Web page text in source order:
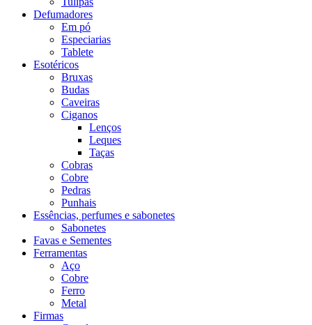
Defumadores
Em pó
Especiarias
Tablete
Esotéricos
Bruxas
Budas
Caveiras
Ciganos
Lenços
Leques
Taças
Cobras
Cobre
Pedras
Punhais
Essências, perfumes e sabonetes
Sabonetes
Favas e Sementes
Ferramentas
Aço
Cobre
Ferro
Metal
Firmas